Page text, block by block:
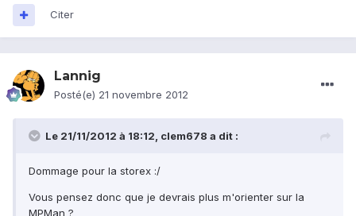
Citer
Lannig
Posté(e) 21 novembre 2012
Le 21/11/2012 à 18:12, clem678 a dit :
Dommage pour la storex :/
Vous pensez donc que je devrais plus m'orienter sur la
MPMan ?